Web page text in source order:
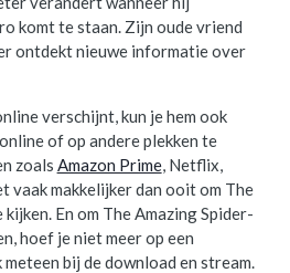
komt te staan. Zijn oude vriend
ontdekt nieuwe informatie over
verschijnt, kun je hem ook
of op andere plekken te
zoals Amazon Prime, Netflix,
vaak makkelijker dan ooit om The
En om The Amazing Spider-
hoef je niet meer op een
bij de download en stream.